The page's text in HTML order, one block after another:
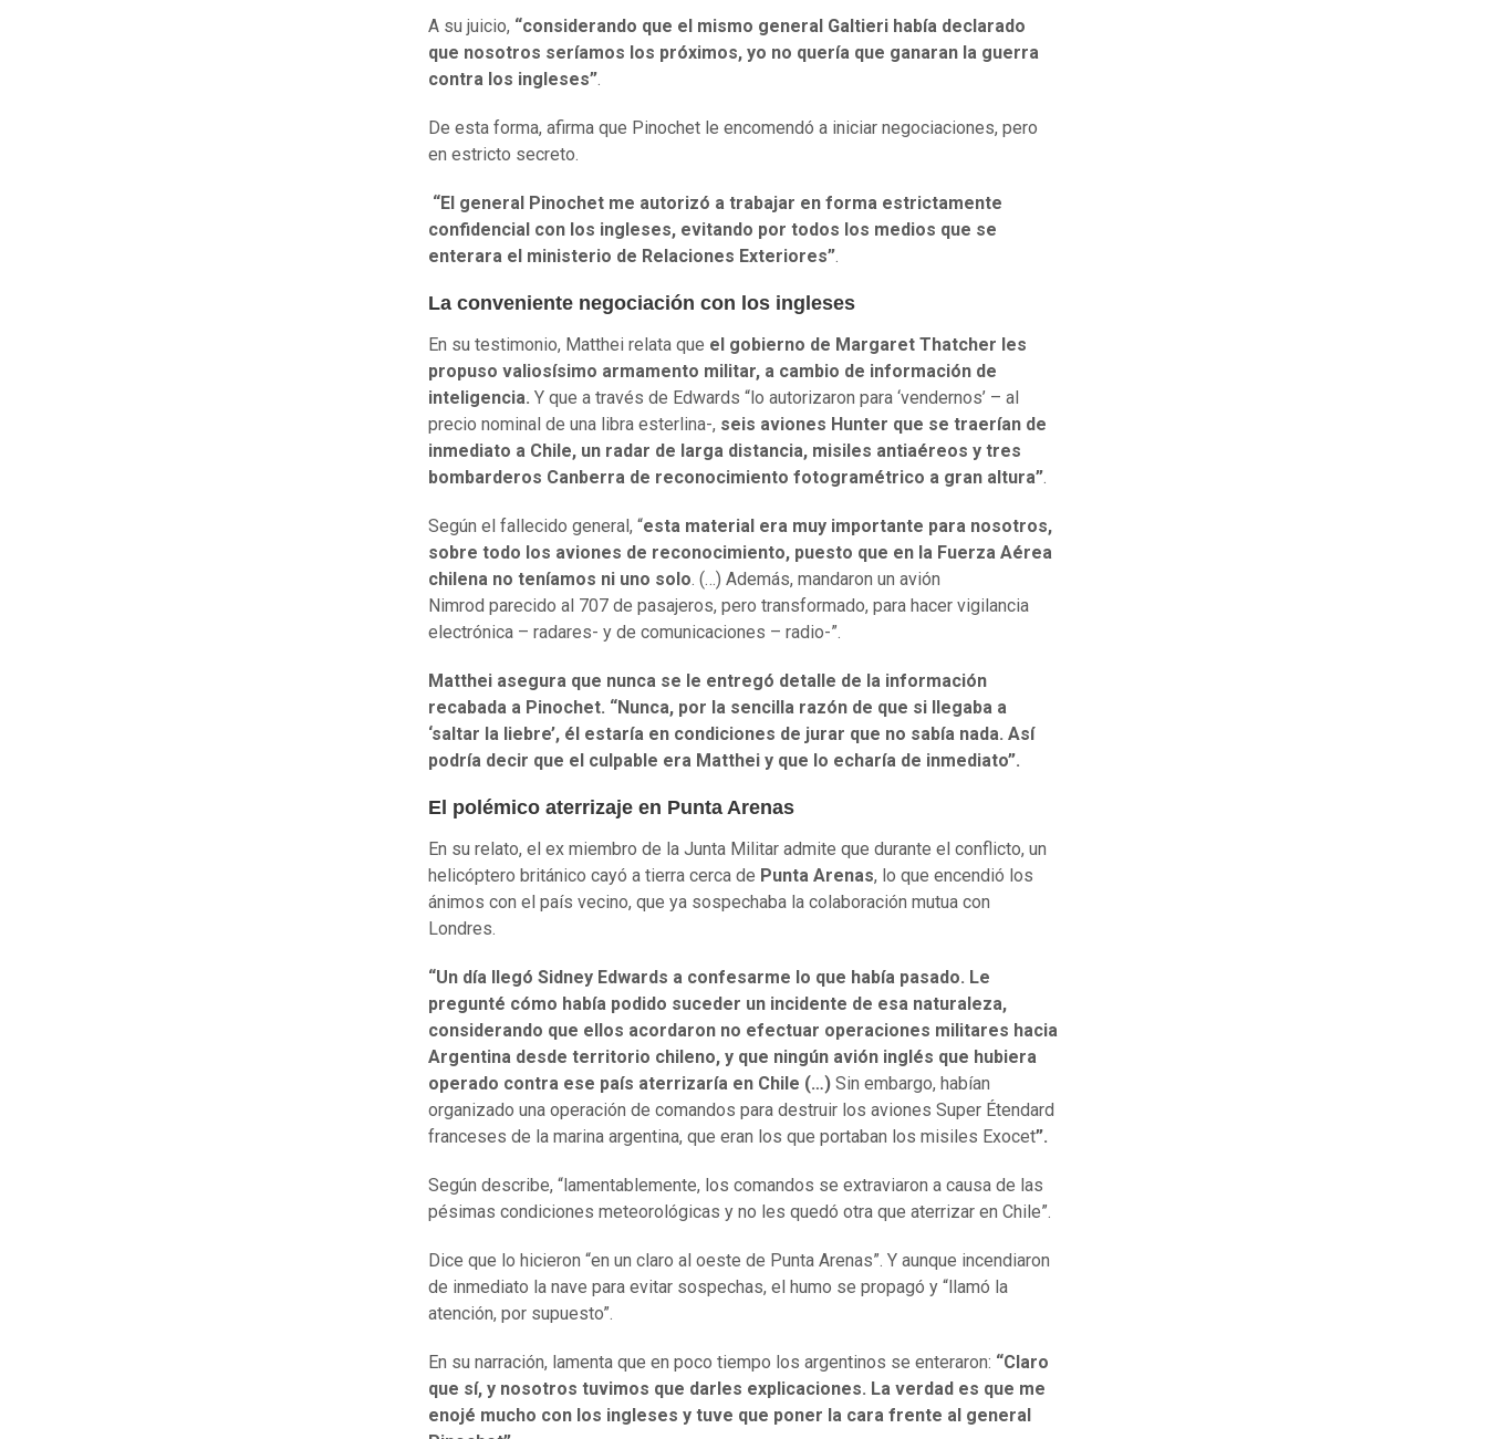
A su juicio, “considerando que el mismo general Galtieri había declarado
que nosotros seríamos los próximos, yo no quería que ganaran la guerra
contra los ingleses”.
De esta forma, afirma que Pinochet le encomendó a iniciar negociaciones, pero
en estricto secreto.
“El general Pinochet me autorizó a trabajar en forma estrictamente
confidencial con los ingleses, evitando por todos los medios que se
enterara el ministerio de Relaciones Exteriores”.
La conveniente negociación con los ingleses
En su testimonio, Matthei relata que el gobierno de Margaret Thatcher les
propuso valiosísimo armamento militar, a cambio de información de
inteligencia. Y que a través de Edwards “lo autorizaron para ‘vendernos’ – al
precio nominal de una libra esterlina-, seis aviones Hunter que se traerían de
inmediato a Chile, un radar de larga distancia, misiles antiaéreos y tres
bombarderos Canberra de reconocimiento fotogramétrico a gran altura”.
Según el fallecido general, “esta material era muy importante para nosotros,
sobre todo los aviones de reconocimiento, puesto que en la Fuerza Aérea
chilena no teníamos ni uno solo. (…) Además, mandaron un avión
Nimrod parecido al 707 de pasajeros, pero transformado, para hacer vigilancia
electrónica – radares- y de comunicaciones – radio-”.
Matthei asegura que nunca se le entregó detalle de la información
recabada a Pinochet. “Nunca, por la sencilla razón de que si llegaba a
‘saltar la liebre’, él estaría en condiciones de jurar que no sabía nada. Así
podría decir que el culpable era Matthei y que lo echaría de inmediato”.
El polémico aterrizaje en Punta Arenas
En su relato, el ex miembro de la Junta Militar admite que durante el conflicto, un
helicóptero británico cayó a tierra cerca de Punta Arenas, lo que encendió los
ánimos con el país vecino, que ya sospechaba la colaboración mutua con
Londres.
“Un día llegó Sidney Edwards a confesarme lo que había pasado. Le
pregunté cómo había podido suceder un incidente de esa naturaleza,
considerando que ellos acordaron no efectuar operaciones militares hacia
Argentina desde territorio chileno, y que ningún avión inglés que hubiera
operado contra ese país aterrizaría en Chile (…) Sin embargo, habían
organizado una operación de comandos para destruir los aviones Super Étendard
franceses de la marina argentina, que eran los que portaban los misiles Exocet”.
Según describe, “lamentablemente, los comandos se extraviaron a causa de las
pésimas condiciones meteorológicas y no les quedó otra que aterrizar en Chile”.
Dice que lo hicieron “en un claro al oeste de Punta Arenas”. Y aunque incendiaron
de inmediato la nave para evitar sospechas, el humo se propagó y “llamó la
atención, por supuesto”.
En su narración, lamenta que en poco tiempo los argentinos se enteraron: “Claro
que sí, y nosotros tuvimos que darles explicaciones. La verdad es que me
enojé mucho con los ingleses y tuve que poner la cara frente al general